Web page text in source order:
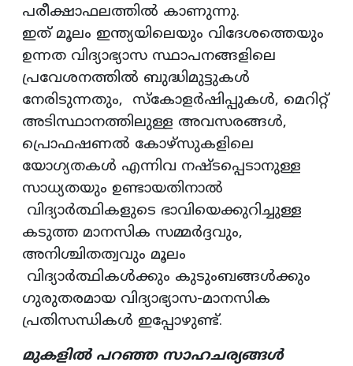
പരീക്ഷാഫലത്തില്‍ കാണുന്നു.
ഇത് മൂലം ഇന്ത്യയിലെയും വിദേശത്തെയും
ഉന്നത വിദ്യാഭ്യാസ സ്ഥാപനങ്ങളിലെ
പ്രവേശനത്തില്‍ ബുദ്ധിമുട്ടുകള്‍
നേരിടുന്നതും, സ്‌കോളര്‍ഷിപ്പുകള്‍, മെറിറ്റ്
അടിസ്ഥാനത്തിലുള്ള അവസരങ്ങള്‍,
പ്രൊഫഷണല്‍ കോഴ്‌സുകളിലെ
യോഗ്യതകള്‍ എന്നിവ നഷ്ടപ്പെടാനുള്ള
സാധ്യതയും ഉണ്ടായതിനാല്‍
വിദ്യാര്‍ത്ഥികളുടെ ഭാവിയെക്കുറിച്ചുള്ള
കടുത്ത മാനസിക സമ്മര്‍ദ്ദവും,
അനിശ്ചിതത്വവും മൂലം
വിദ്യാര്‍ത്ഥികള്‍ക്കും കുടുംബങ്ങള്‍ക്കും
ഗുരുതരമായ വിദ്യാഭ്യാസ-മാനസിക
പ്രതിസന്ധികള്‍ ഇപ്പോഴുണ്ട്.
മുകളില്‍ പറഞ്ഞ സാഹചര്യങ്ങള്‍